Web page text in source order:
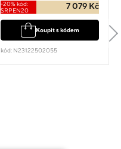
-20% kód:
SRPEN20
7 079 Kč
Koupit s kódem
kód: N23122502055